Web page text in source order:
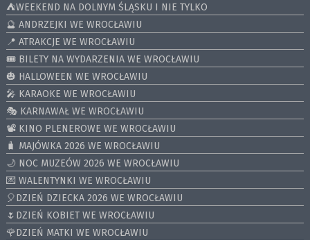
⛺️WEEKEND NA DOLNYM ŚLĄSKU I NIE TYLKO
🔮 ANDRZEJKI WE WROCŁAWIU
📍 ATRAKCJE WE WROCŁAWIU
🎟️ BILETY NA WYDARZENIA WE WROCŁAWIU
🎃 HALLOWEEN WE WROCŁAWIU
🎤 KARAOKE WE WROCŁAWIU
🎭 KARNAWAŁ WE WROCŁAWIU
📽️ KINO PLENEROWE WE WROCŁAWIU
🧳 MAJÓWKA 2026 WE WROCŁAWIU
🌙 NOC MUZEÓW 2026 WE WROCŁAWIU
💌 WALENTYNKI WE WROCŁAWIU
🎈DZIEŃ DZIECKA 2026 WE WROCŁAWIU
🌷DZIEŃ KOBIET WE WROCŁAWIU
🌹DZIEŃ MATKI WE WROCŁAWIU